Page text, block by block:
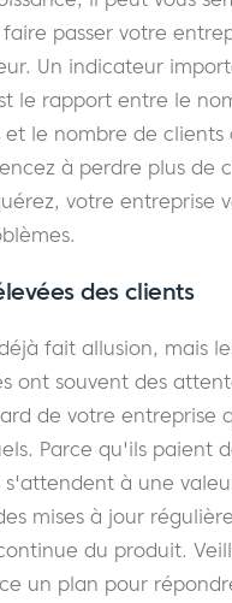
passer votre
Un indicateur
le rapport entre le
le nombre de clients
à perdre plus de
votre entreprise
des clients
fait allusion, mais
ont souvent des
de votre entreprise
Parce qu'ils paient
s'attendent à une
mises à jour
du produit.
un plan pour